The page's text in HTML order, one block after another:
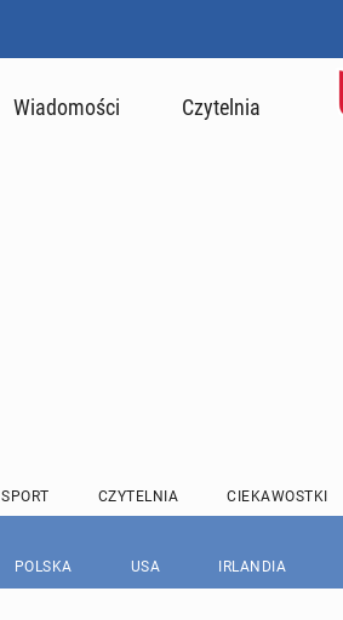
Wiadomości Czytelnia
SPORT CZYTELNIA CIEKAWOSTKI
POLSKA USA IRLANDIA